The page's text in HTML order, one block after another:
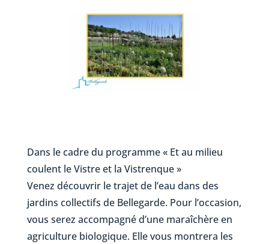
Dans le cadre du programme « Et au milieu
coulent le Vistre et la Vistrenque »
Venez découvrir le trajet de l’eau dans des
jardins collectifs de Bellegarde. Pour l’occasion,
vous serez accompagné d’une maraîchère en
agriculture biologique. Elle vous montrera les